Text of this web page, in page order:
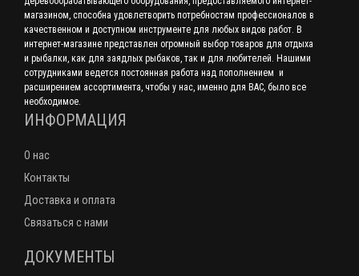
магазином, способна удовлетворить потребностям профессионалов в
качественном и доступном инструменте для любых видов работ. В
интернет-магазине представлен огромный выбор товаров для отдыха
и рыбалки, как для заядлых рыбаков, так и для любителей. Нашими
сотрудниками ведется постоянная работа над пополнением и
расширением ассортимента, чтобы у нас, именно для ВАС, было все
необходимое.
ИНФОРМАЦИЯ
О нас
Контакты
Доставка и оплата
Связаться с нами
ДОКУМЕНТЫ